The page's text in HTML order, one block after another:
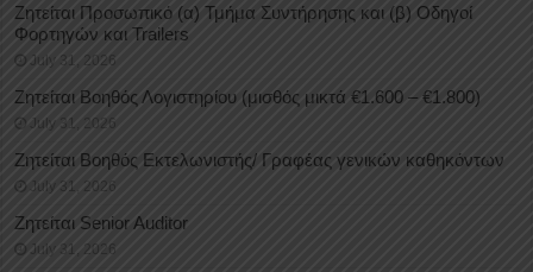
Ζητείται Προσωπικό (α) Τμήμα Συντήρησης και (β) Οδηγοί
Φορτηγών και Trailers
July 31, 2026
Ζητείται Βοηθός Λογιστηρίου (μισθός μικτά €1.600 – €1.800)
July 31, 2026
Ζητείται Βοηθός Εκτελωνιστής/ Γραφέας γενικών καθηκόντων
July 31, 2026
Ζητείται Senior Auditor
July 31, 2026